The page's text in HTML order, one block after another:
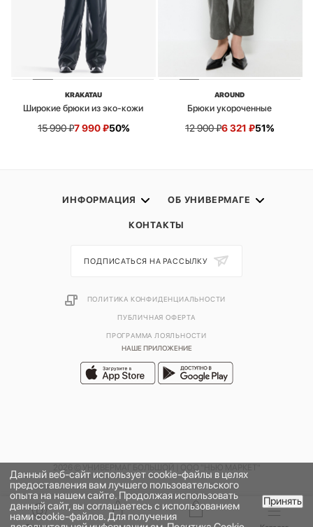
KRAKATAU
Широкие брюки из эко-кожи
15 990₽7 990₽50%
AROUND
Брюки укороченные
12 900₽6 321 ₽51%
ИНФОРМАЦИЯ ОБ УНИВЕРМАГЕ
КОНТАКТЫ
НАШЕ ПРИЛОЖЕНИЕ
ПОДПИСАТЬСЯ НА РАССЫЛКУ
ПОЛИТИКА КОНФИДЕНЦИАЛЬНОСТИ
ПУБЛИЧНАЯ ОФЕРТА
ПРОГРАММА ЛОЯЛЬНОСТИ
Данный веб-сайт использует cookie-файлы в целях
предоставления вам лучшего пользовательского
опыта на нашем сайте. Продолжая использовать
данный сайт, вы соглашаетесь с использованием
нами cookie-файлов. Для получения
Принять